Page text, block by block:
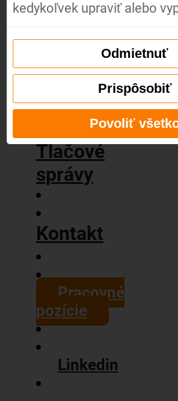
príbeh
Naše
hodnoty
Tlačové
správy
Kontakt
Pracovné
pozície
Linkedin
kedykoľvek upraviť alebo
Odmietnuť
Prispôsobiť
Povoliť